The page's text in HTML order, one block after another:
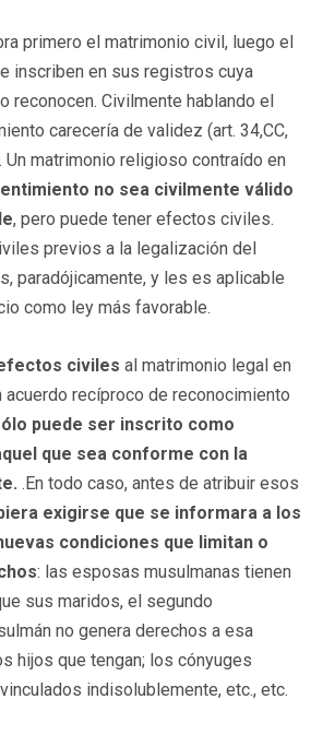
primero el matrimonio civil, luego el
inscriben en sus registros cuya
reconocen. Civilmente hablando el
carecería de validez (art. 34,CC,
Un matrimonio religioso contraído en
no sea civilmente válido
, pero puede tener efectos civiles.
previos a la legalización del
paradójicamente, y les es aplicable
como ley más favorable.
civiles al matrimonio legal en
acuerdo recíproco de reconocimiento
puede ser inscrito como
que sea conforme con la
.En todo caso, antes de atribuir esos
exigirse que se informara a los
condiciones que limitan o
: las esposas musulmanas tienen
sus maridos, el segundo
no genera derechos a esa
hijos que tengan; los cónyuges
indisolublemente, etc., etc.